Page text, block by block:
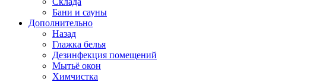
Бани и сауны
Дополнительно
Назад
Глажка белья
Дезинфекция помещений
Мытьё окон
Химчистка